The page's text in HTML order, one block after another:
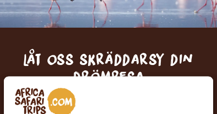
Låt oss skräddarsy din
drömresa
FÅ ETT KOSTNADSFRITT RESEFÖRSLAG